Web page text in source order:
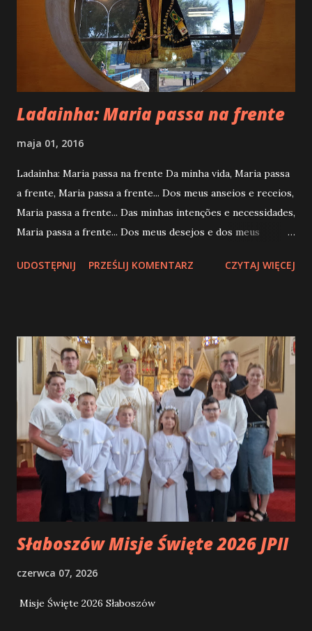
Ladainha: Maria passa na frente
maja 01, 2016
Ladainha: Maria passa na frente Da minha vida, Maria passa
a frente, Maria passa a frente... Dos meus anseios e receios,
Maria passa a frente... Das minhas intenções e necessidades,
Maria passa a frente... Dos meus desejos e dos meus
e das minhas vontades, Maria passa a frente... Das minhas
passa a frente... Das minhas noites e dos meus dias, Maria
passa a frente... De tudo que é importante para mim, Maria
passa a frente... Do que sinto, de como estou e do que
preciso, Maria passa a frente... Do que me sobra e do que
me falta, Maria passa a frente... De tudo aquilo que já fiz,
Maria passa a frente... De tudo que ainda me resta fazer e
ser, Maria passa a frente... Da minha luta contra o pecado,
Maria passa a frente... Da minha v...
UDOSTĘPNIJ PRZEŚLIJ KOMENTARZ CZYTAJ WIĘCEJ
Słaboszów Misje Święte 2026 JPII
czerwca 07, 2026
Misje Święte 2026 Słaboszów